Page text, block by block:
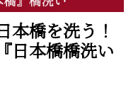
本橋を洗う！
日本橋橋洗い